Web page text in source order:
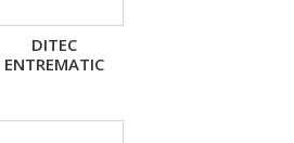
DITEC
ENTREMATIC